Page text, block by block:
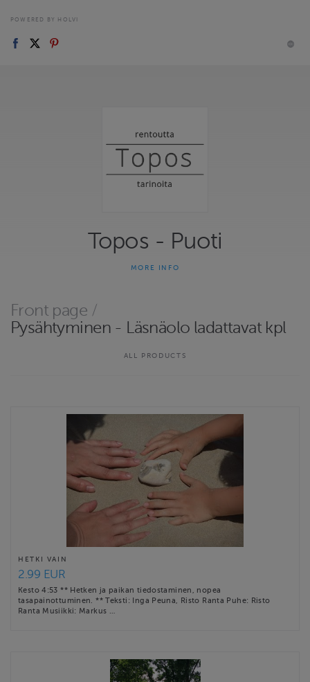
POWERED BY HOLVI
Topos - Puoti
Kaupastamme voit ladata erilaisia rentousohjelmia. Valitse itsellesi
sopiva harjoitus, kuuntele ja nauti, tasapainota omaa olotilaasi.
Voit valita lyhyen läsnäoloharjoituksen tai pidemmän
Mukavia kuunteluhetkiä …
MORE INFO
Front page /
Pysähtyminen - Läsnäolo ladattavat kpl
ALL PRODUCTS
HETKI VAIN
2.99 EUR
Kesto 4:53 ** Hetken ja paikan tiedostaminen, nopea
tasapainottuminen. ** Teksti: Inga Peuna, Risto Ranta Puhe: Risto
Ranta Musiikki: Markus …